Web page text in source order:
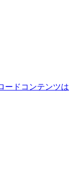
ードコンテンツは